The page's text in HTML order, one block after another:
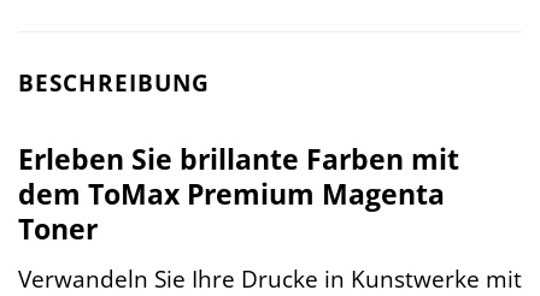
BESCHREIBUNG
Erleben Sie brillante Farben mit
dem ToMax Premium Magenta
Toner
Verwandeln Sie Ihre Drucke in Kunstwerke mit